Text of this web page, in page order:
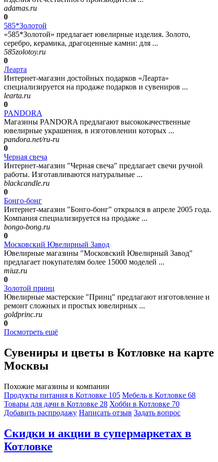
adamas.ru
0
585*Золотой
«585*Золотой» предлагает ювелирные изделия. Золото,
серебро, керамика, драгоценные камни: для ...
585zolotoy.ru
0
Леарта
Интернет-магазин достойных подарков «Леарта»
специализируется на продаже подарков и сувениров ...
learta.ru
0
PANDORA
Магазины PANDORA предлагают высококачественные
ювелирные украшения, в изготовлении которых ...
pandora.net/ru-ru
0
Черная свеча
Интернет-магазин "Черная свеча" предлагает свечи ручной
работы. Изготавливаются натуральные ...
blackcandle.ru
0
Бонго-бонг
Интернет-магазин "Бонго-бонг" открылся в апреле 2005 года.
Компания специализируется на продаже ...
bongo-bong.ru
0
Московский Ювелирный Завод
Ювелирные магазины "Московский Ювелирный Завод"
предлагает покупателям более 15000 моделей ...
miuz.ru
0
Золотой принц
Ювелирные мастерские "Принц" предлагают изготовление и
ремонт сложных и простых ювелирных ...
goldprinc.ru
0
Посмотреть ещё
Сувениры и цветы в Котловке на карте
Москвы
Похожие магазины и компании
Продукты питания в Котловке 105 Мебель в Котловке 68
Товары для дачи в Котловке 28 Хобби в Котловке 70
Добавить раcпродажу Написать отзыв Задать вопрос
Скидки и акции в супермаркетах в
Котловке